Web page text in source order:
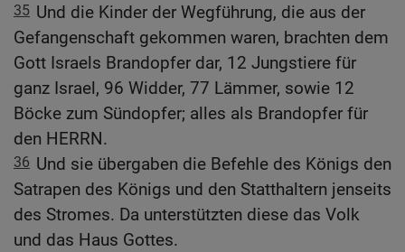
35 Und die Kinder der Wegführung, die aus der
Gefangenschaft gekommen waren, brachten dem
Gott Israels Brandopfer dar, 12 Jungstiere für
ganz Israel, 96 Widder, 77 Lämmer, sowie 12
Böcke zum Sündopfer; alles als Brandopfer für
den HERRN.
36 Und sie übergaben die Befehle des Königs den
Satrapen des Königs und den Statthaltern jenseits
des Stromes. Da unterstützten diese das Volk
und das Haus Gottes.